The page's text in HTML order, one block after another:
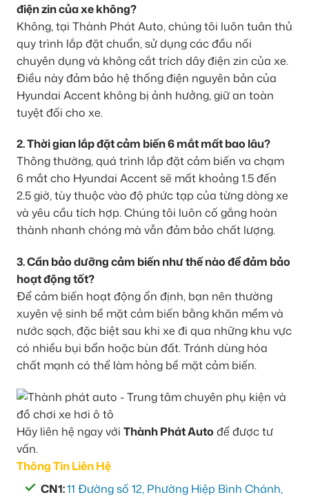
điện zin của xe không?
Không, tại Thành Phát Auto, chúng tôi luôn tuân thủ
quy trình lắp đặt chuẩn, sử dụng các đầu nối
chuyên dụng và không cắt trích dây điện zin của xe.
Điều này đảm bảo hệ thống điện nguyên bản của
Hyundai Accent không bị ảnh hưởng, giữ an toàn
tuyệt đối cho xe.
2. Thời gian lắp đặt cảm biến 6 mắt mất bao lâu?
Thông thường, quá trình lắp đặt cảm biến va chạm
6 mắt cho Hyundai Accent sẽ mất khoảng 1.5 đến
2.5 giờ, tùy thuộc vào độ phức tạp của từng dòng xe
và yêu cầu tích hợp. Chúng tôi luôn cố gắng hoàn
thành nhanh chóng mà vẫn đảm bảo chất lượng.
3. Cần bảo dưỡng cảm biến như thế nào để đảm bảo
hoạt động tốt?
Để cảm biến hoạt động ổn định, bạn nên thường
xuyên vệ sinh bề mặt cảm biến bằng khăn mềm và
nước sạch, đặc biệt sau khi xe đi qua những khu vực
có nhiều bụi bẩn hoặc bùn đất. Tránh dùng hóa
chất mạnh có thể làm hỏng bề mặt cảm biến.
Hãy liên hệ ngay với Thành Phát Auto để được tư
vấn.
Thông Tin Liên Hệ
CN1:11 Đường số 12, Phường Hiệp Bình Chánh,